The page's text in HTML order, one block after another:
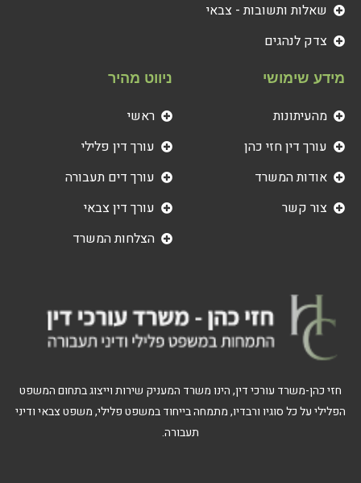
חזי כהן-משרד עורכי דין, הינו משרד המעניק שירות וייצוג בתחום המשפט
הפלילי על כל סוגיו ורבדיו, מתמחה בייחוד במשפט פלילי, משפט צבאי ודיני
תעבורה.
ניווט מהיר
ראשי
עורך דין פלילי
עורך דים תעבורה
עורך דין צבאי
הצלחות המשרד
מידע שימושי
מהעיתונות
עורך דין חזי כהן
אודות המשרד
צור קשר
שאלות ותשובות - צבאי
צדק לנהגים